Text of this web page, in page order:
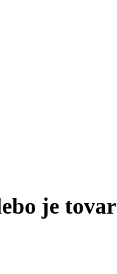
je tovar